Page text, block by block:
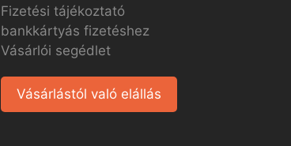
Fizetési tájékoztató
bankkártyás fizetéshez
Vásárlói segédlet
Vásárlástól való elállás